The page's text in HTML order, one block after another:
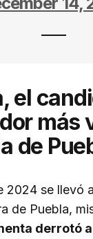
el
más
de
2024 se llevó
de Puebla,
derrotó